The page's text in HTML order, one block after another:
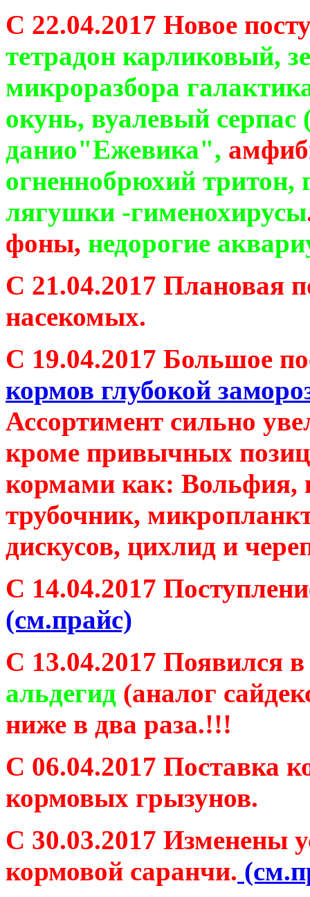
С 22.04.2017 Новое
тетрадон карликовый,
микроразбора
окунь, вуалевый
данио"Ежевика",
огненнобрюхий тритон,
лягушки -гименохирусы
фоны, недорогие
С 21.04.2017 Плановая
насекомых.
С 19.04.2017 Большое
кормов глубокой
Ассортимент сильно
кроме привычных
кормами как: Вольфия,
трубочник,
дискусов, цихлид и
С 14.04.2017
(см.прайс)
С 13.04.2017 Появился
альдегид (аналог
ниже в два раза.!!!
С 06.04.2017 Поставка
кормовых грызунов.
С 30.03.2017 Изменены
кормовой саранчи.